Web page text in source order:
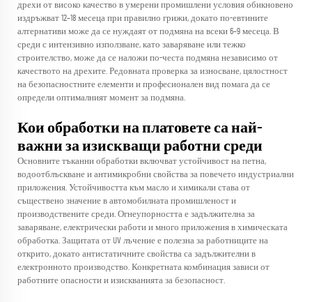
дрехи от високо качество в умерени промишлени условия обикновено
издръжват 12–18 месеца при правилно грижи, докато по-евтините
алтернативи може да се нуждаят от подмяна на всеки 6–9 месеца. В
среди с интензивно използване, като заваряване или тежко
строителство, може да се наложи по-честа подмяна независимо от
качеството на дрехите. Редовната проверка за износване, цялостност
на безопасностните елементи и професионален вид помага да се
определи оптималният момент за подмяна.
Кои обработки на платовете са най-
важни за изискващи работни среди
Основните тъканни обработки включват устойчивост на петна,
водоотблъскване и антимикробни свойства за повечето индустриални
приложения. Устойчивостта към масло и химикали става от
съществено значение в автомобилната промишленост и
производствените среди. Огнеупорността е задължителна за
заваряване, електрически работи и много приложения в химическата
обработка. Защитата от UV лъчение е полезна за работниците на
открито, докато антистатичните свойства са задължителни в
електронното производство. Конкретната комбинация зависи от
работните опасности и изискванията за безопасност.